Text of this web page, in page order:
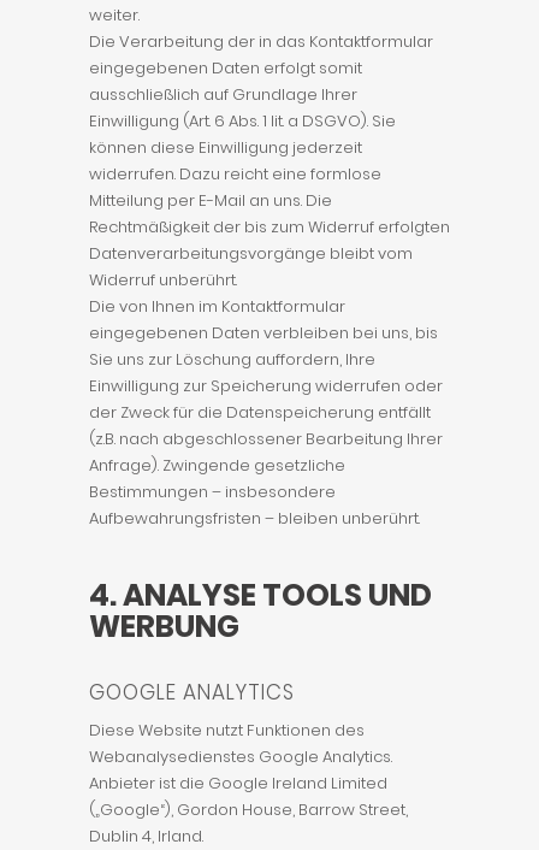
weiter.
Die Verarbeitung der in das Kontaktformular
eingegebenen Daten erfolgt somit
ausschließlich auf Grundlage Ihrer
Einwilligung (Art. 6 Abs. 1 lit. a DSGVO). Sie
können diese Einwilligung jederzeit
widerrufen. Dazu reicht eine formlose
Mitteilung per E-Mail an uns. Die
Rechtmäßigkeit der bis zum Widerruf erfolgten
Datenverarbeitungsvorgänge bleibt vom
Widerruf unberührt.
Die von Ihnen im Kontaktformular
eingegebenen Daten verbleiben bei uns, bis
Sie uns zur Löschung auffordern, Ihre
Einwilligung zur Speicherung widerrufen oder
der Zweck für die Datenspeicherung entfällt
(z.B. nach abgeschlossener Bearbeitung Ihrer
Anfrage). Zwingende gesetzliche
Bestimmungen – insbesondere
Aufbewahrungsfristen – bleiben unberührt.
4. ANALYSE TOOLS UND
WERBUNG
GOOGLE ANALYTICS
Diese Website nutzt Funktionen des
Webanalysedienstes Google Analytics.
Anbieter ist die Google Ireland Limited
(„Google“), Gordon House, Barrow Street,
Dublin 4, Irland.